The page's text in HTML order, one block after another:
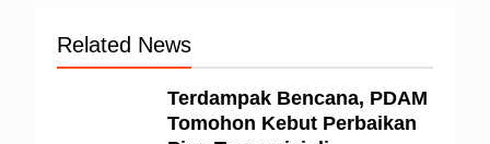
Related News
Terdampak Bencana, PDAM
Tomohon Kebut Perbaikan